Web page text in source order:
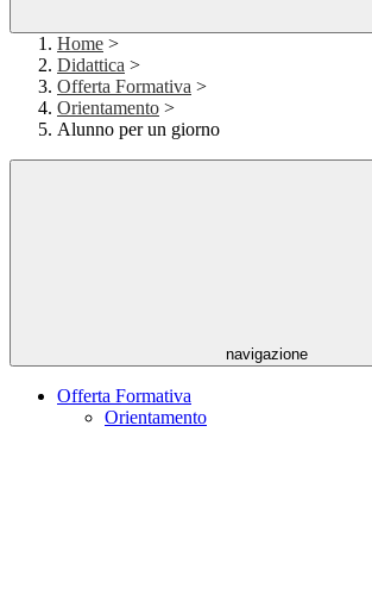
Home >
Didattica >
Offerta Formativa >
Orientamento >
Alunno per un giorno
navigazione
Offerta Formativa
Orientamento